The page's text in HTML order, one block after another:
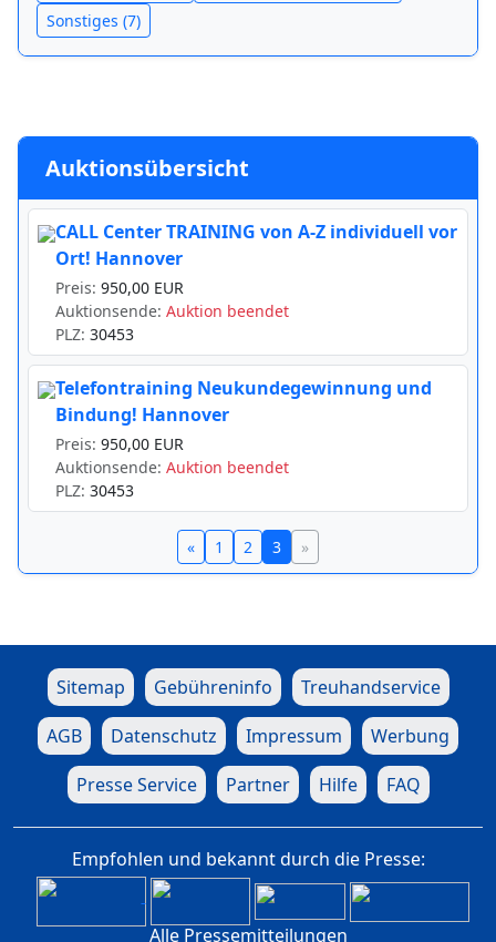
Sonstiges (7)
Auktionsübersicht
CALL Center TRAINING von A-Z individuell vor
Ort! Hannover
Preis: 950,00 EUR
Auktionsende: Auktion beendet
PLZ: 30453
Telefontraining Neukundegewinnung und
Bindung! Hannover
Preis: 950,00 EUR
Auktionsende: Auktion beendet
PLZ: 30453
« 1 2 3 »
Sitemap Gebühreninfo
Treuhandservice
AGB
Datenschutz Impressum
Werbung
Presse Service
Partner Hilfe FAQ
Empfohlen und bekannt durch die Presse:
Alle Pressemitteilungen